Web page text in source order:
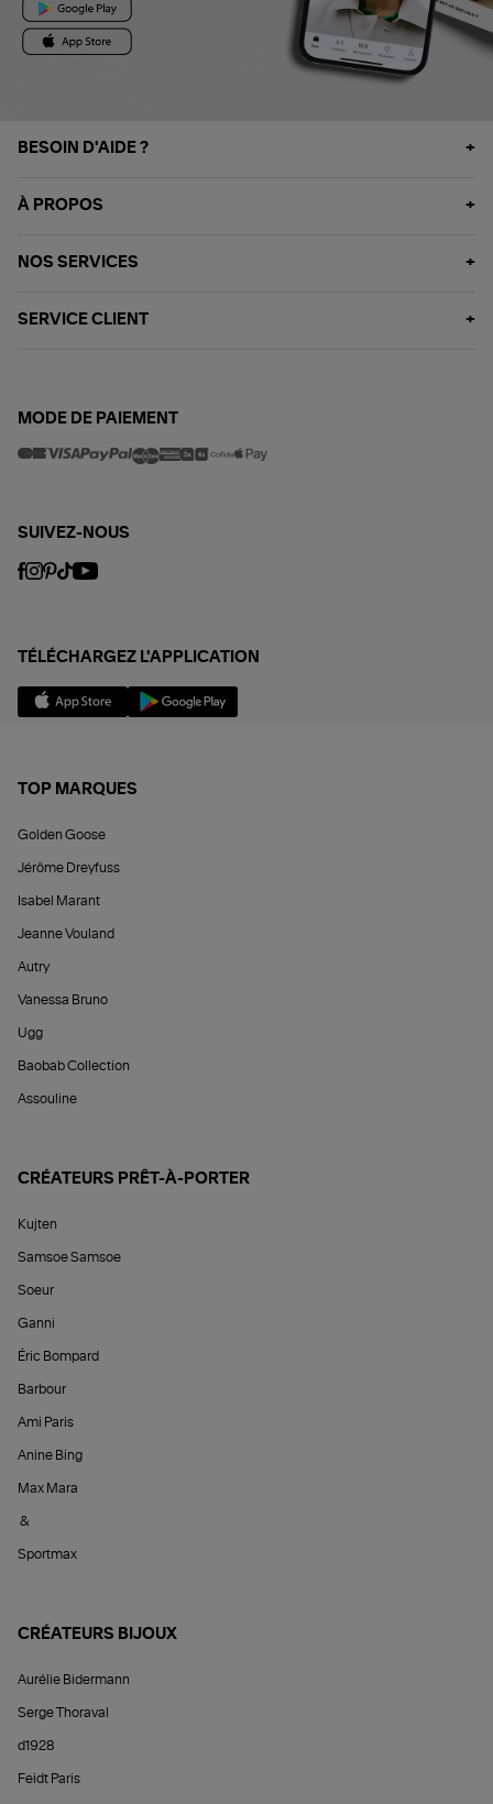
BESOIN D'AIDE ?
À PROPOS
NOS SERVICES
SERVICE CLIENT
MODE DE PAIEMENT
SUIVEZ-NOUS
TÉLÉCHARGEZ L'APPLICATION
TOP MARQUES
Golden Goose
Jérôme Dreyfuss
Isabel Marant
Jeanne Vouland
Autry
Vanessa Bruno
Ugg
Baobab Collection
Assouline
CRÉATEURS PRÊT-À-PORTER
Kujten
Samsoe Samsoe
Soeur
Ganni
Éric Bompard
Barbour
Ami Paris
Anine Bing
Max Mara
&
Sportmax
CRÉATEURS BIJOUX
Aurélie Bidermann
Serge Thoraval
d1928
Feidt Paris